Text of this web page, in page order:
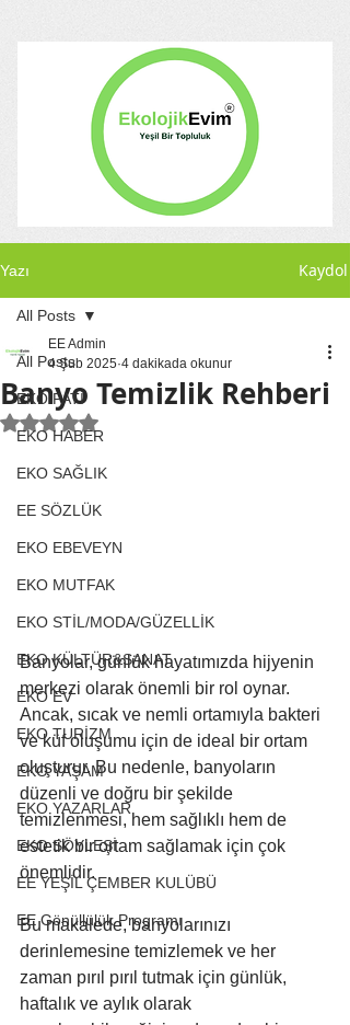
Yazı Kaydol
All Posts
EKO PATİ
EKO HABER
EKO SAĞLIK
EE SÖZLÜK
EKO EBEVEYN
EKO MUTFAK
EKO STİL/MODA/GÜZELLİK
EKO KÜLTÜR&SANAT
EKO EV
EKO TURİZM
EKO YAŞAM
EKO YAZARLAR
EKO SÖYLEŞİ
EE YEŞİL ÇEMBER KULÜBÜ
EE Gönüllülük Programı
All Posts
Banyo Temizlik Rehberi
EE Admin
4 Şub 2025 4 dakikada okunur
5 üzerinden NaN yıldız
Banyolar, günlük hayatımızda hijyenin
merkezi olarak önemli bir rol oynar.
Ancak, sıcak ve nemli ortamıyla bakteri
ve küf oluşumu için de ideal bir ortam
oluşturur. Bu nedenle, banyoların
düzenli ve doğru bir şekilde
temizlenmesi, hem sağlıklı hem de
estetik bir ortam sağlamak için çok
önemlidir.
Bu makalede, banyolarınızı
derinlemesine temizlemek ve her
zaman pırıl pırıl tutmak için günlük,
haftalık ve aylık olarak